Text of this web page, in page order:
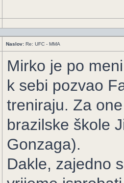
Naslov: Re: UFC - MMA
Mirko je po
k sebi pozvao
treniraju. Za
brazilske škole
Gonzaga).
Dakle, zajedno